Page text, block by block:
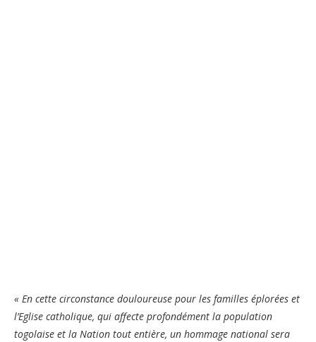
« En cette circonstance douloureuse pour les familles éplorées et
l’Eglise catholique, qui affecte profondément la population
togolaise et la Nation tout entière, un hommage national sera